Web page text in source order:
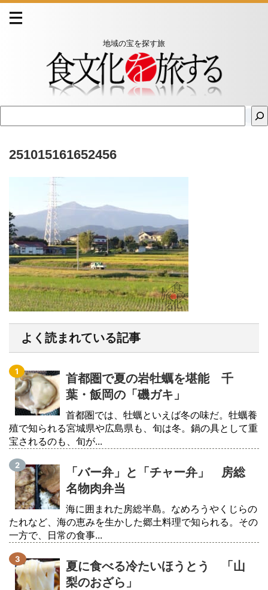
地域の宝を探す旅
251015161652456
よく読まれている記事
首都圏で夏の岩牡蠣を堪能 千
葉・飯岡の「磯ガキ」
首都圏では、牡蠣といえば冬の味だ。牡蠣養
殖で知られる宮城県や広島県も、旬は冬。鍋の具として重
宝されるのも、旬が...
「バー弁」と「チャー弁」 房総
名物肉弁当
海に囲まれた房総半島。なめろうやくじらの
たれなど、海の恵みを生かした郷土料理で知られる。その
一方で、日常の食事...
夏に食べる冷たいほうとう 「山
梨のおざら」